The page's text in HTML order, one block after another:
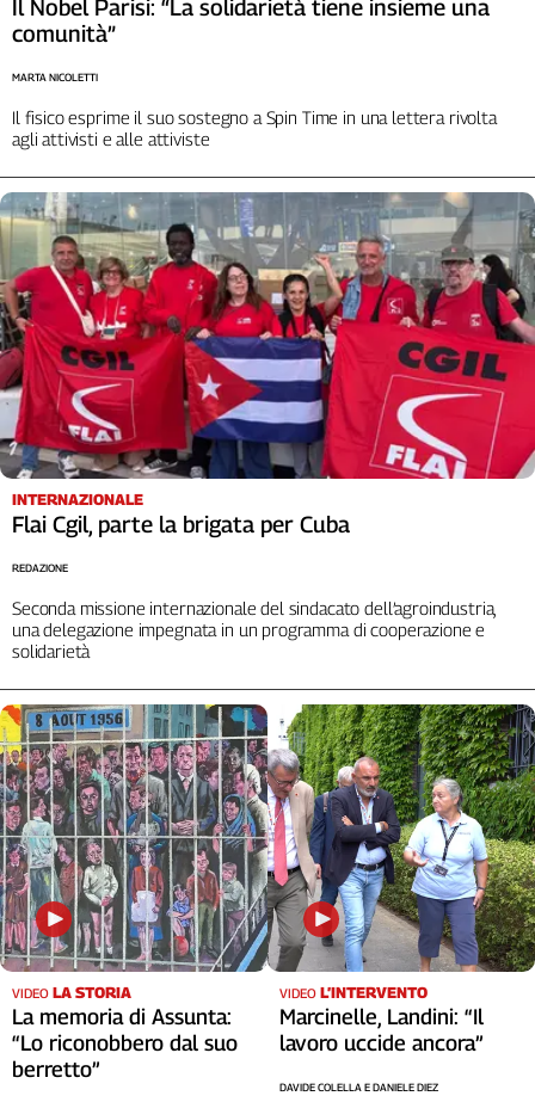
L'Italia
Lavoro
Territori
Molise
Alto
Adige
Basilicata
Calabria
Campania
Emilia-
Romagna
Friuli
Venezia
Giulia
Lazio
Lombardia
Marche
Piemonte
Puglia
Sardegna
Sicilia
Toscana
Trentino
Umbria
Valle
D'Aosta
Veneto
Archivio
1955-
2014
Il Nobel Parisi: “La solidarietà tiene insieme una
comunità”
Il fisico esprime il suo sostegno a Spin Time in una lettera rivolta
agli attivisti e alle attiviste
MARTA NICOLETTI
INTERNAZIONALE
Flai Cgil, parte la brigata per Cuba
Seconda missione internazionale del sindacato dell’agroindustria,
una delegazione impegnata in un programma di cooperazione e
solidarietà
REDAZIONE
VIDEO LA STORIA
La memoria di Assunta:
“Lo riconobbero dal suo
berretto”
VIDEO L’INTERVENTO
Marcinelle, Landini: “Il
lavoro uccide ancora”
DAVIDE COLELLA E DANIELE DIEZ